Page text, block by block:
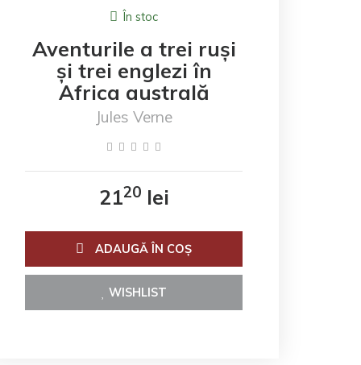
În stoc
Aventurile a trei ruși
și trei englezi în
Africa australă
Jules Verne
2120lei
ADAUGĂ ÎN COŞ
WISHLIST